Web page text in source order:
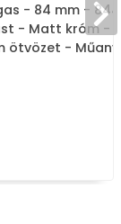
- 84 mm -
- Matt króm -
ötvözet -